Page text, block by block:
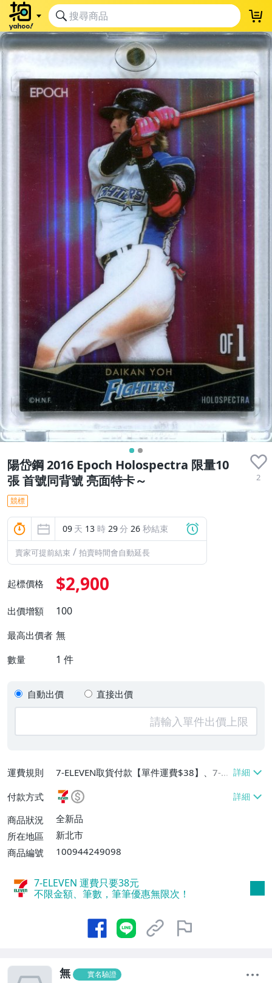
陽岱鋼 2016 Epoch Holospectra 限量10
張 首號同背號 亮面特卡～
2
競標
09 天 13 時 29分 25 秒結束
賣家可提前結束 / 拍賣時間會自動延長
起標價格 $2,900
出價增額 100
最高出價者 無
數量 1 件
自動出價 直接出價
運費規則
7-ELEVEN取貨付款【單件運費$38】、7-EL
號【單件運費$60、滿20件或消費滿$5000
0免運費】
付款方式
商品狀況
全新品
所在地區
新北市
商品編號
100944249098
7-ELEVEN 運費只要38元
不限金額、筆數，筆筆優惠無限次！
無 實名驗證